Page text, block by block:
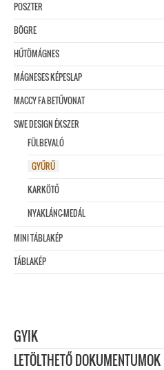
POSZTER
BÖGRE
HŰTÖMÁGNES
MÁGNESES KÉPESLAP
MACCY FA BETŰVONAT
SWE DESIGN ÉKSZER
FÜLBEVALÓ
GYŰRŰ
KARKÖTŐ
NYAKLÁNC-MEDÁL
MINI TÁBLAKÉP
TÁBLAKÉP
GYIK
LETÖLTHETŐ DOKUMENTUMOK